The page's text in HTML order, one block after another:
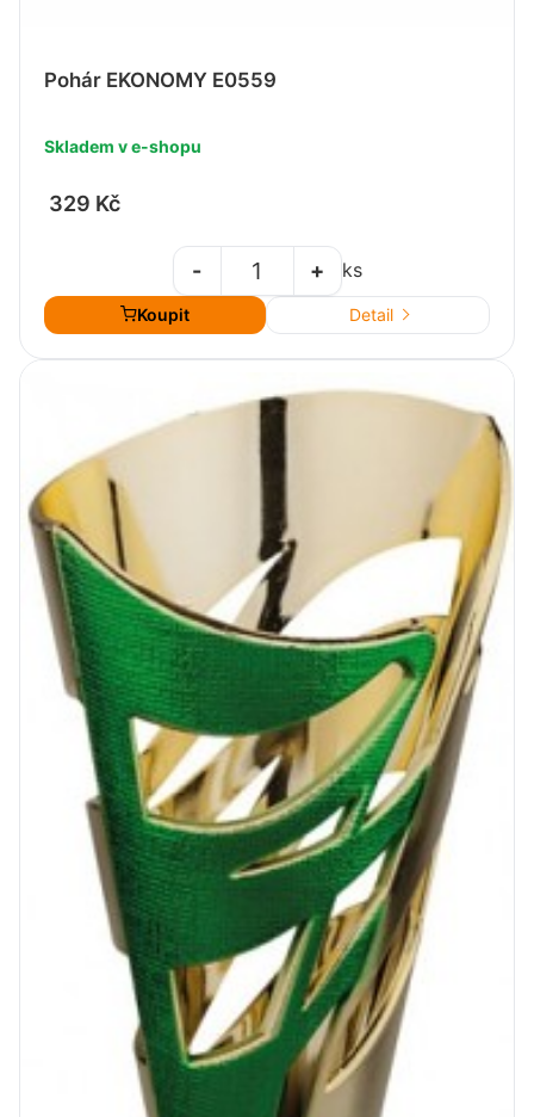
Pohár EKONOMY E0559
Skladem v e-shopu
329 Kč
+
- ks
Koupit Detail